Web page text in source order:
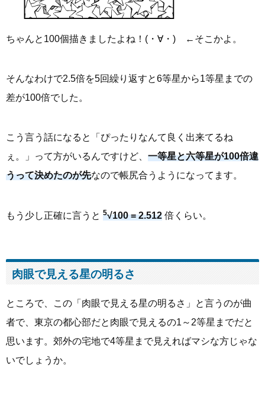
ちゃんと100個描きましたよね！(・∀・) ←そこかよ。
そんなわけで2.5倍を5回繰り返すと6等星から1等星までの
差が100倍でした。
こう言う話になると「ぴったりなんて良く出来てるね
ぇ。」って方がいるんですけど、 一等星と六等星が100倍違
うって決めたのが先なので帳尻合うようになってます。
もう少し正確に言うと 5√100 = 2.512 倍くらい。
肉眼で見える星の明るさ
ところで、この「肉眼で見える星の明るさ」と言うのが曲
者で、東京の都心部だと肉眼で見えるの1～2等星までだと
思います。郊外の宅地で4等星まで見えればマシな方じゃな
いでしょうか。